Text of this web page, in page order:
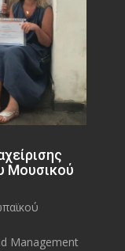
Μουσικού
Management